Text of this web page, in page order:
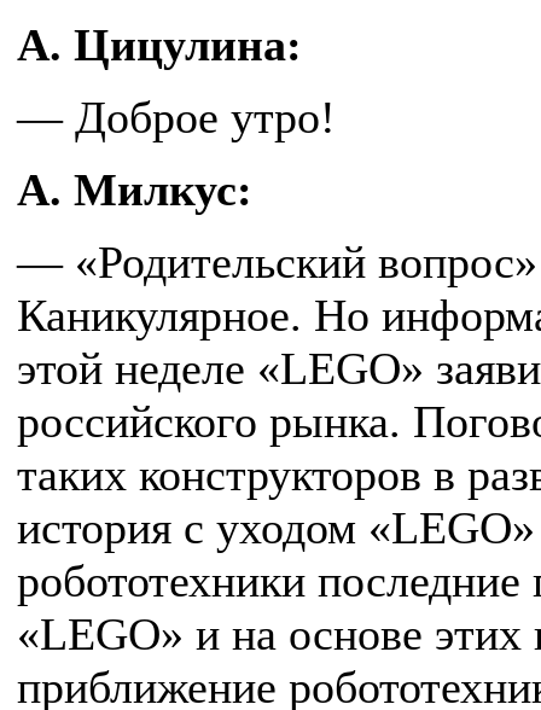
А. Цицулина:
— Доброе утро!
А. Милкус:
— «Родительский
Каникулярное. Но
этой неделе «LEGO»
российского рынка.
таких конструкторов в
история с уходом
робототехники
«LEGO» и на основе этих
приближение